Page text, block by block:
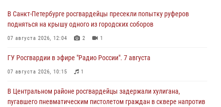
В Санкт-Петербурге росгвардейцы пресекли попытку руферов
подняться на крышу одного из городских соборов
07 августа 2026, 12:04 2 1
ГУ Росгвардии в эфире "Радио России". 7 августа
07 августа 2026, 10:15 1
В Центральном районе росгвардейцы задержали хулигана,
пугавшего пневматическим пистолетом граждан в сквере напротив